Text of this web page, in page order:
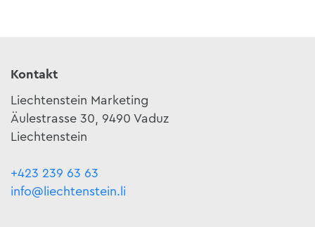
Kontakt
Liechtenstein Marketing
Äulestrasse 30, 9490 Vaduz
Liechtenstein
+423 239 63 63
info@liechtenstein.li